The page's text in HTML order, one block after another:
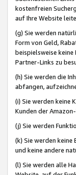
kostenfreien
auf Ihre Website
(g) Sie werden
Form von Geld,
beispielsweise
Partner-Links zu
(h) Sie werden die
abfangen,
(i) Sie werden keine
Kunden der
(j) Sie werden
(k) Sie werden
und keine andere
(l) Sie werden alle